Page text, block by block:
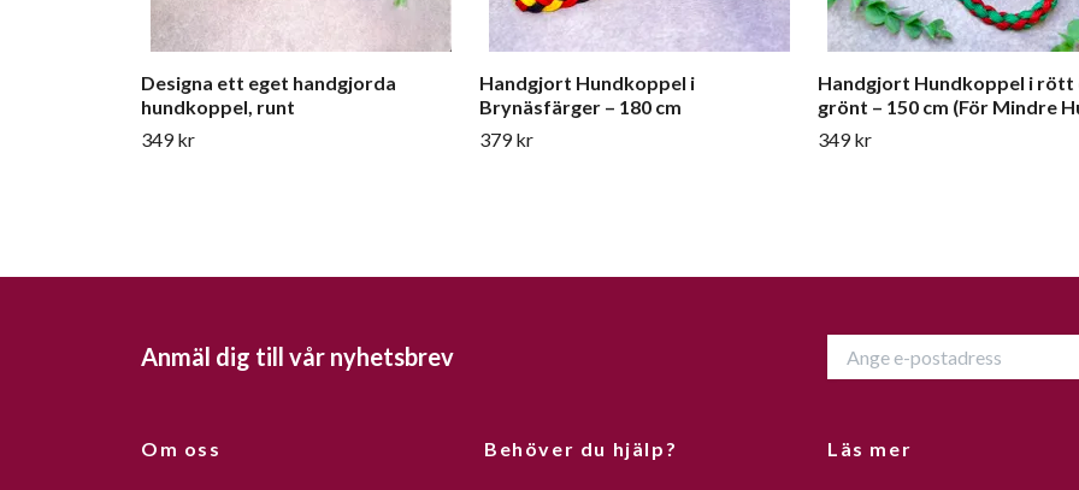
Designa ett eget handgjorda
hundkoppel, runt
349 kr
Handgjort Hundkoppel i
Brynäsfärger – 180 cm
379 kr
Handgjort Hundkoppel i rött
grönt – 150 cm (För Mindre
349 kr
Anmäl dig till vår nyhetsbrev
Om oss Behöver du hjälp? Läs mer